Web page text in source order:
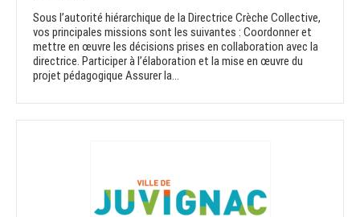
Sous l’autorité hiérarchique de la Directrice Crèche Collective,
vos principales missions sont les suivantes : Coordonner et
mettre en œuvre les décisions prises en collaboration avec la
directrice. Participer à l’élaboration et la mise en œuvre du
projet pédagogique Assurer la...